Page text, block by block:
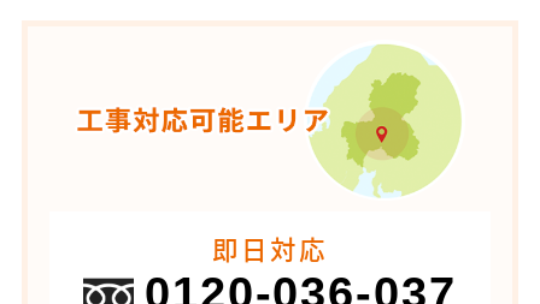
即日対応
0120-036-037